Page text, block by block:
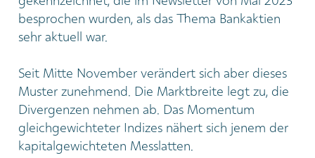
besprochen wurden, als das Thema Bankaktien
sehr aktuell war.
Seit Mitte November verändert sich aber dieses
Muster zunehmend. Die Marktbreite legt zu, die
Divergenzen nehmen ab. Das Momentum
gleichgewichteter Indizes nähert sich jenem der
kapitalgewichteten Messlatten.